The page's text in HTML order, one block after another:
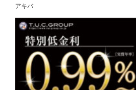
アキバ